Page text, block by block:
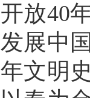
开放40
发展中
年文明